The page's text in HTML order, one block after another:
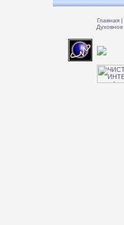
Главная |
Духовное